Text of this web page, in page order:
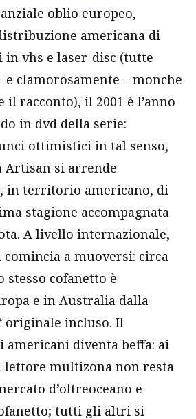
oblio europeo,
americana di
in vhs e laser-disc (tutte
clamorosamente – monche
il racconto), il 2001 è l’anno
in dvd della serie:
ottimistici in tal senso,
Artisan si arrende
in territorio americano, di
stagione accompagnata
A livello internazionale,
comincia a muoversi: circa
stesso cofanetto è
e in Australia dalla
originale incluso. Il
americani diventa beffa: ai
lettore multizona non resta
d’oltreoceano e
tutti gli altri si